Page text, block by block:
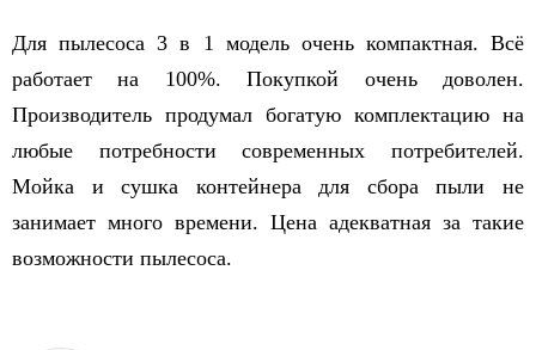
Для пылесоса 3 в 1 модель очень компактная. Всё
работает на 100%. Покупкой очень доволен.
Производитель продумал богатую комплектацию на
любые потребности современных потребителей.
Мойка и сушка контейнера для сбора пыли не
занимает много времени. Цена адекватная за такие
возможности пылесоса.